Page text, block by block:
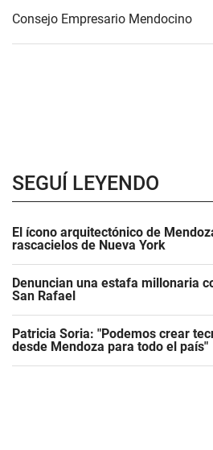
Consejo Empresario Mendocino
SEGUÍ LEYENDO
El ícono arquitectónico de
rascacielos de Nueva York
Denuncian una estafa millonaria
San Rafael
Patricia Soria: "Podemos crear
desde Mendoza para todo el país"